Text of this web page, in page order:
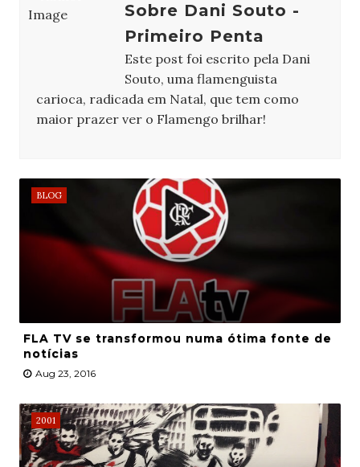
Sobre Dani Souto -
Primeiro Penta
Este post foi escrito pela Dani
Souto, uma flamenguista
carioca, radicada em Natal, que tem como
maior prazer ver o Flamengo brilhar!
BLOG
FLA TV se transformou numa ótima fonte de
notícias
Aug 23, 2016
2001